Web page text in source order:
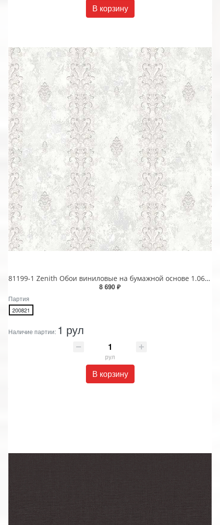
В корзину
81199-1 Zenith Обои виниловые на бумажной основе 1.06*15.5
8 690 ₽
Партия
200821
Наличие партии: 1 рул
рул
В корзину